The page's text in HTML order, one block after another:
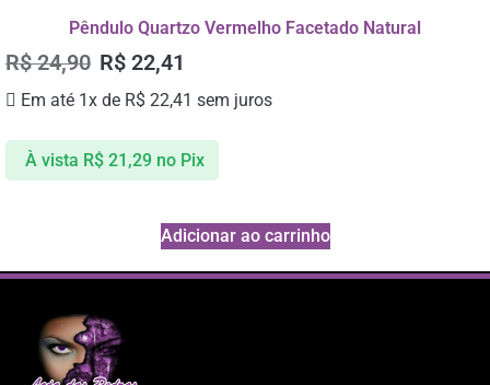
Pêndulo Quartzo Vermelho Facetado Natural
R$24,90 R$ 22,41
Em até 1x de R$ 22,41 sem juros
À vista R$21,29 no Pix
Adicionar ao carrinho